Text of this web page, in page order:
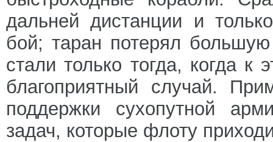
дальней дистанции и
бой; таран потерял большую
стали только тогда, когда к
благоприятный случай.
поддержки сухопутной
задач, которые флоту